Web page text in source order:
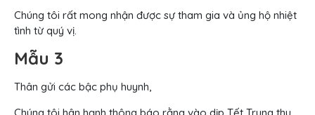
Chúng tôi rất mong nhận được sự tham gia và ủng hộ nhiệt
tình từ quý vị.
Mẫu 3
Thân gửi các bậc phụ huynh,